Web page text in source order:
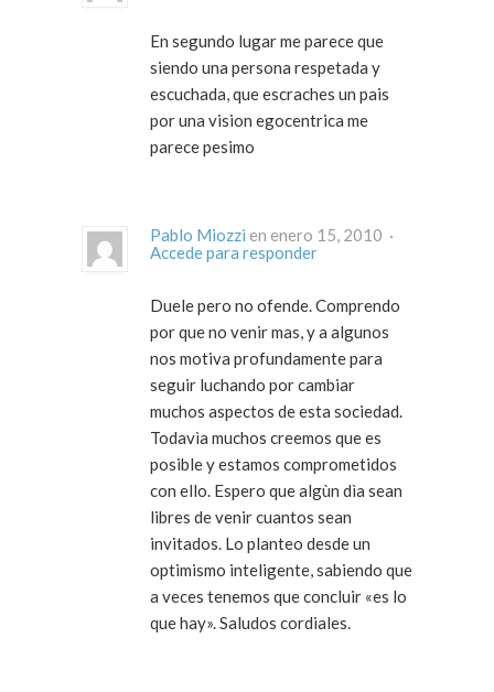
En segundo lugar me parece que
siendo una persona respetada y
escuchada, que escraches un pais
por una vision egocentrica me
parece pesimo
Pablo Miozzi
en enero 15, 2010 ·
Accede para responder
Duele pero no ofende. Comprendo
por que no venir mas, y a algunos
nos motiva profundamente para
seguir luchando por cambiar
muchos aspectos de esta sociedad.
Todavìa muchos creemos que es
posible y estamos comprometidos
con ello. Espero que algùn dìa sean
libres de venir cuantos sean
invitados. Lo planteo desde un
optimismo inteligente, sabiendo que
a veces tenemos que concluir «es lo
que hay». Saludos cordiales.